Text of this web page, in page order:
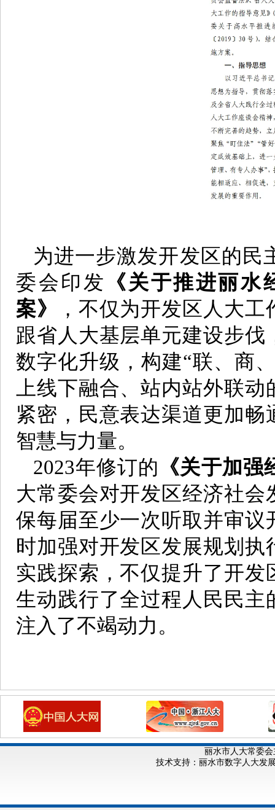
为进一步激发开发区的民
委会印发
《关于推进丽
案》
，不仅为开发区人大
跟省人大基层单元建设步
数字化升级，构建“联、商
上线下融合、站内站外联
紧密，民意表达渠道更加
智慧与力量。
2023年修订的 《关于加
大常委会对开发区经济社
保每届至少一次听取并审
时加强对开发区发展规划
实践探索，不仅提升了开
生动践行了全过程人民民
注入了不竭动力。
丽水市人大常委会
技术支持：丽水市数字人大发